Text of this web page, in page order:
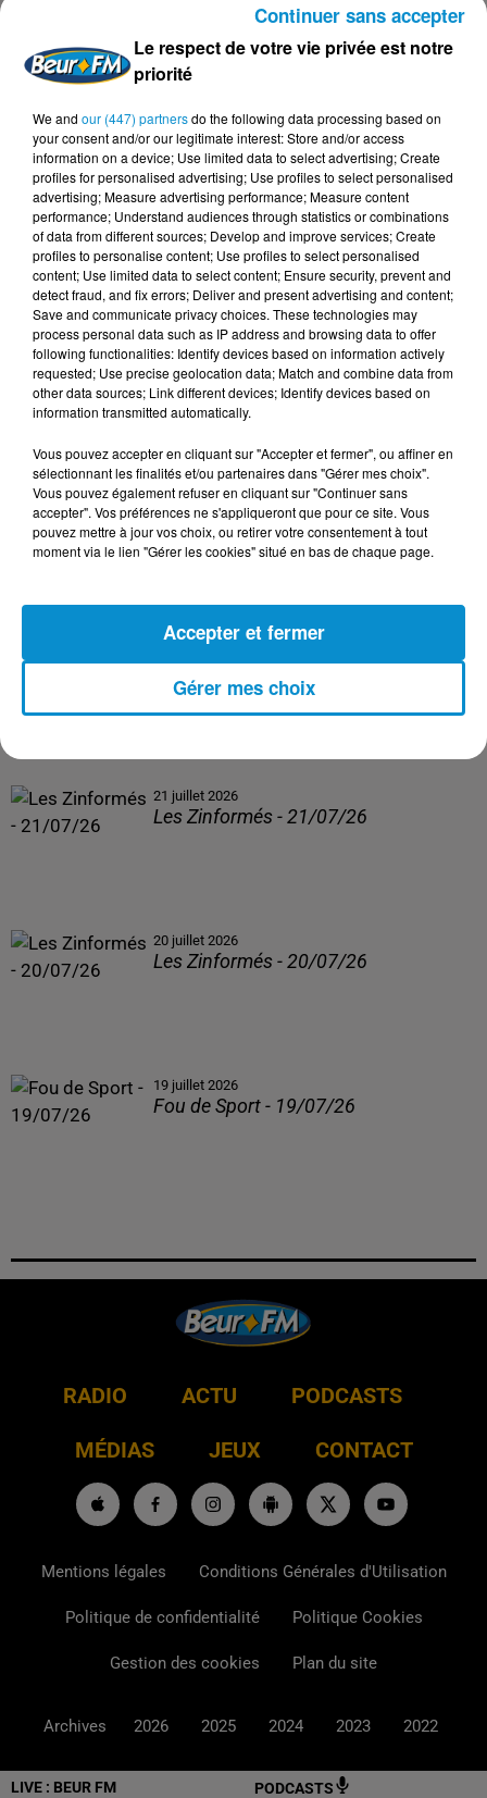
LIVE : BEUR FM PODCASTS
DERNIERS PODCASTS
24 juillet 2026
Les Zinformés - 24/07/26
23 juillet 2026
Les Zinformés - 23/07/26
21 juillet 2026
Les Zinformés - 21/07/26
20 juillet 2026
Les Zinformés - 20/07/26
19 juillet 2026
Fou de Sport - 19/07/26
RADIO ACTU PODCASTS
MÉDIAS JEUX CONTACT
Mentions légales Conditions Générales d'Utilisation
Politique de confidentialité Politique Cookies
Gestion des cookies Plan du site
Archives 2026 2025 2024 2023 2022
Le respect de votre vie privée est notre
priorité
We and our (447) partnersdo the following data processing based on
your consent and/or our legitimate interest: Store and/or access
information on a device; Use limited data to select advertising; Create
profiles for personalised advertising; Use profiles to select personalised
advertising; Measure advertising performance; Measure content
performance; Understand audiences through statistics or combinations
of data from different sources; Develop and improve services; Create
profiles to personalise content; Use profiles to select personalised
content; Use limited data to select content; Ensure security, prevent and
detect fraud, and fix errors; Deliver and present advertising and content;
Save and communicate privacy choices. These technologies may
process personal data such as IP address and browsing data to offer
following functionalities: Identify devices based on information actively
requested; Use precise geolocation data; Match and combine data from
other data sources; Link different devices; Identify devices based on
information transmitted automatically.
Vous pouvez accepter en cliquant sur "Accepter et fermer", ou affiner en
sélectionnant les finalités et/ou partenaires dans "Gérer mes choix".
Vous pouvez également refuser en cliquant sur "Continuer sans
accepter". Vos préférences ne s'appliqueront que pour ce site. Vous
pouvez mettre à jour vos choix, ou retirer votre consentement à tout
moment via le lien "Gérer les cookies" situé en bas de chaque page.
Gérer mes choix
Accepter et fermer
Continuer sans accepter